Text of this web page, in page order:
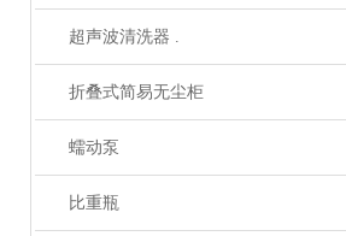
超声波清洗器 .
折叠式简易无尘柜
蠕动泵
比重瓶